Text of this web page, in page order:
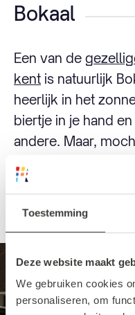
Toestemming
Deze website maakt
We gebruiken cookies
personaliseren, om
Bokaal
Een van de
kent is natuurlijk
heerlijk in het
biertje in je hand
andere. Maar,
beginnen te
genoeg luifels en